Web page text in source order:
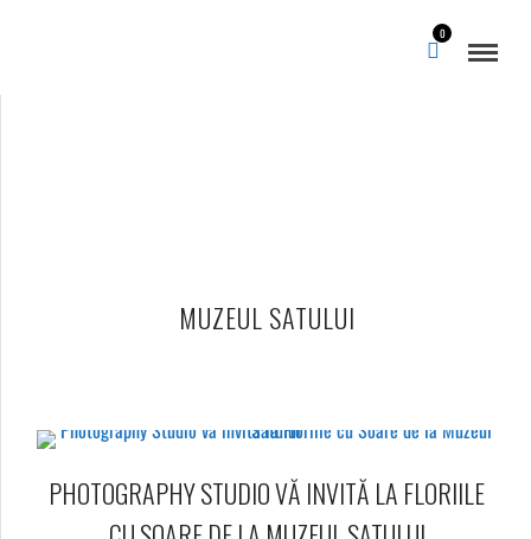
0
MUZEUL SATULUI
PHOTOGRAPHY STUDIO VĂ INVITĂ LA FLORIILE